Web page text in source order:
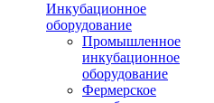
Инкубационное
оборудование
Промышленное
инкубационное
оборудование
Фермерское